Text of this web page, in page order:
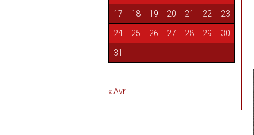
17 18 19 20 21 22 23
24 25 26 27 28 29 30
31
« Avr